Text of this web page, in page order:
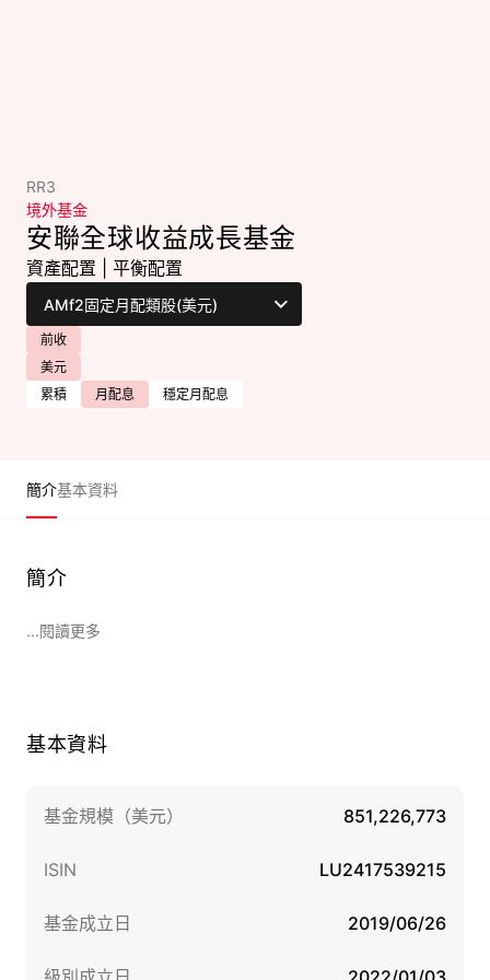
RR3
境外基金
安聯全球收益成長基金
資產配置 平衡配置
前收
美元
累積
月配息 穩定月配息
簡介基本資料
簡介
...閱讀更多
基本資料
基金規模（美元） 851,226,773
ISIN LU2417539215
基金成立日 2019/06/26